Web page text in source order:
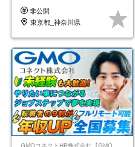
スキル不要
非公開
東京都_神奈川県
GMOコネクトHR株式会社【GMOインターネットグループ】